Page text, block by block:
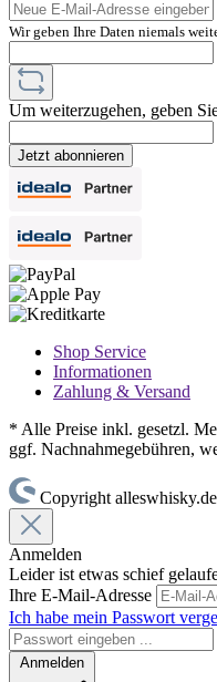
Wir geben Ihre Daten niemals
Um weiterzugehen, geben
Jetzt abonnieren
Shop Service
Informationen
Zahlung & Versand
* Alle Preise inkl. gesetzl.
ggf. Nachnahmegebühren,
Copyright alleswhisky.de
Anmelden
Leider ist etwas schief
Ihre E-Mail-Adresse
Ich habe mein Passwort
Anmelden